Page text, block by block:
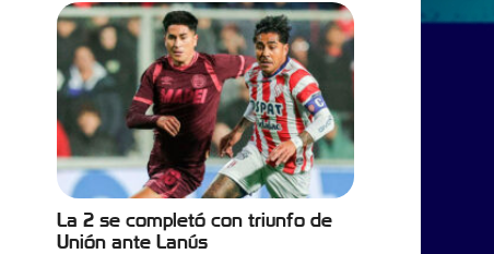
La 2 se completó con triunfo de
Unión ante Lanús